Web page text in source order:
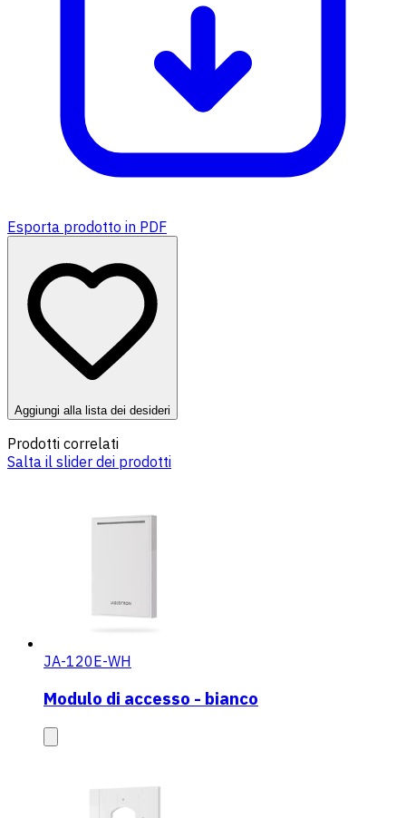
Esporta prodotto in PDF
Aggiungi alla lista dei desideri
Prodotti correlati
Salta il slider dei prodotti
JA-120E-WH
Modulo di accesso - bianco